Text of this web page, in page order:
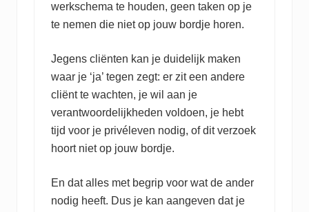
werkschema te houden, geen taken op je
te nemen die niet op jouw bordje horen.
Jegens cliënten kan je duidelijk maken
waar je ‘ja’ tegen zegt: er zit een andere
cliënt te wachten, je wil aan je
verantwoordelijkheden voldoen, je hebt
tijd voor je privéleven nodig, of dit verzoek
hoort niet op jouw bordje.
En dat alles met begrip voor wat de ander
nodig heeft. Dus je kan aangeven dat je